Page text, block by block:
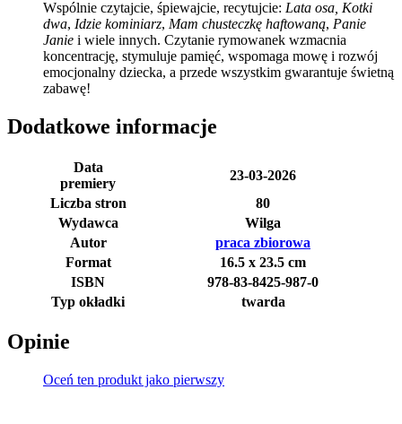
Wspólnie czytajcie, śpiewajcie, recytujcie: Lata osa, Kotki
dwa, Idzie kominiarz, Mam chusteczkę haftowaną, Panie
Janie i wiele innych. Czytanie rymowanek wzmacnia
koncentrację, stymuluje pamięć, wspomaga mowę i rozwój
emocjonalny dziecka, a przede wszystkim gwarantuje świetną
zabawę!
Dodatkowe informacje
Data
premiery
23-03-2026
Liczba stron
80
Wydawca
Wilga
Autor
praca zbiorowa
Format
16.5 x 23.5 cm
ISBN
978-83-8425-987-0
Typ okładki
twarda
Opinie
Oceń ten produkt jako pierwszy